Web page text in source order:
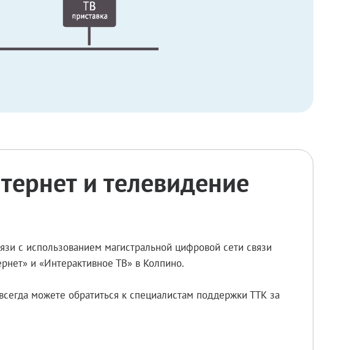
и телевидение
с использованием магистральной цифровой сети связи
и «Интерактивное ТВ» в Колпино.
можете обратиться к специалистам поддержки ТТК за